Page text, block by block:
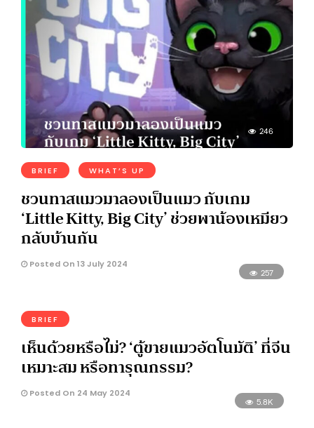
246
BRIEF WHAT’S UP
ชวนทาสแมวมาลองเป็นแมว กับเกม
‘Little Kitty, Big City’ ช่วยพาน้องเหมียว
กลับบ้านกัน
Posted On 13 July 2024
257
BRIEF
เห็นด้วยหรือไม่? ‘ตู้ขายแมวอัตโนมัติ’ ที่จีน
เหมาะสม หรือทารุณกรรม?
Posted On 24 May 2024
5.8K